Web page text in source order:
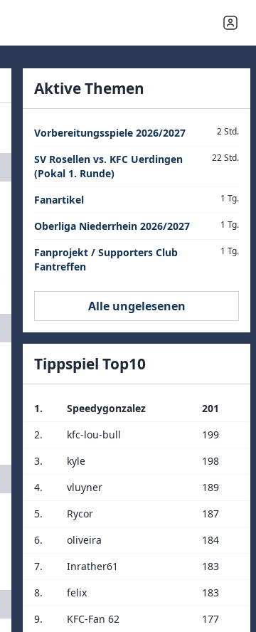
Aktive Themen
Vorbereitungsspiele 2026/2027 2 Std.
SV Rosellen vs. KFC Uerdingen
(Pokal 1. Runde)
22 Std.
Fanartikel 1 Tg.
Oberliga Niederrhein 2026/2027 1 Tg.
Fanprojekt / Supporters Club
Fantreffen
1 Tg.
Alle ungelesenen
Tippspiel Top10
1. Speedygonzalez
201
2.
kfc-lou-bull
199
3.
kyle
198
4.
vluyner
189
5.
Rycor
187
6.
oliveira
184
7.
Inrather61
183
8.
felix
183
9.
KFC-Fan 62
177